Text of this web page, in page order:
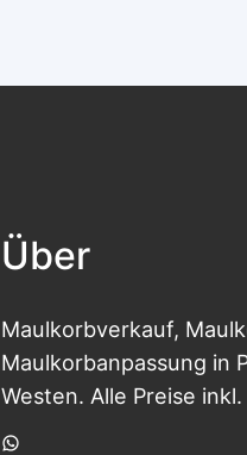
Über
Maulkorbverkauf,
Maulkorbanpassung in
Westen. Alle Preise
WhatsApp